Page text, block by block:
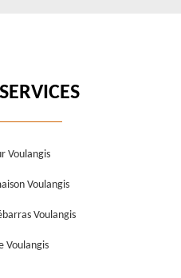
Voulangis
Voulangis
Voulangis
Voulangis